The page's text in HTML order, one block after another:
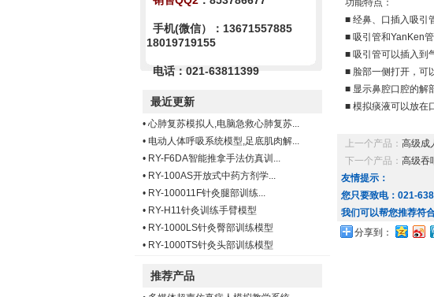
手机(微信）：13671557885
18019719155
电话：021-63811399
最近更新
• 心肺复苏模拟人,电脑急救心肺复苏...
• 电动人体呼吸系统模型,足底肌肉解...
• RY-F6DA智能推拿手法仿真训...
• RY-100AS开放式中药方剂学...
• RY-100011F针灸腿部训练...
• RY-H11针灸训练手臂模型
• RY-1000LS针灸臀部训练模型
• RY-1000TS针灸头部训练模型
推荐产品
功能特点：
■ 经鼻、口插入吸引
■ 吸引管和YanKen
■ 吸引管可以插入到
■ 脸部一侧打开，可
■ 显示鼻腔口腔的解
■ 模拟痰液可以放在
上一个产品： 高级成
下一个产品： 高级吞
友情提示：
您只要致电：021-
我们可以帮您推荐符
分享到：